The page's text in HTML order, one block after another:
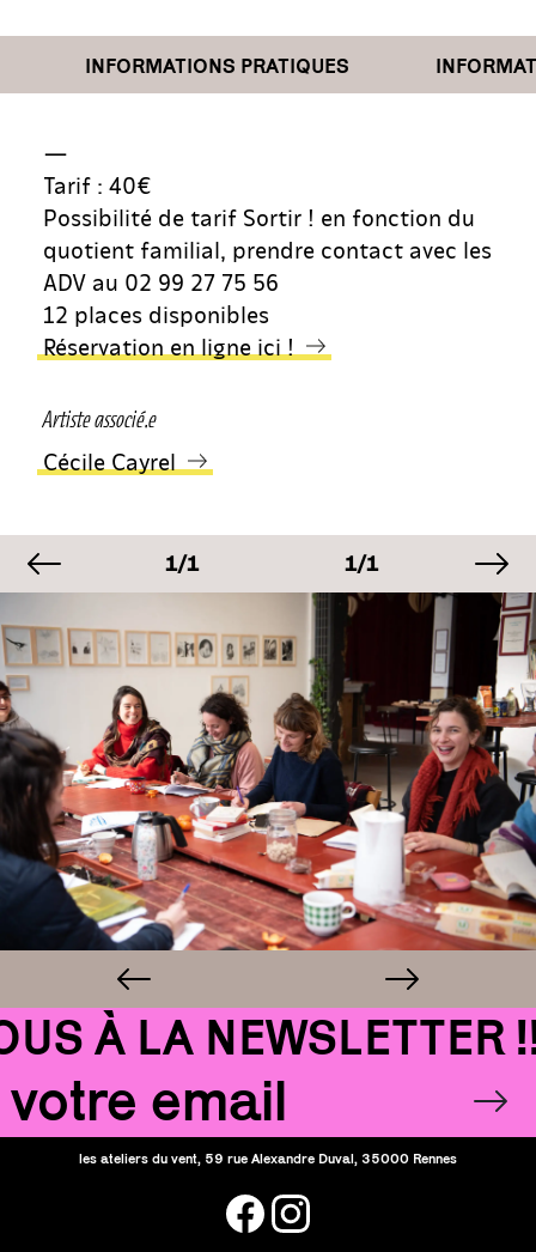
INFORMATIONS PRATIQUES
—
Tarif : 40€
Possibilité de tarif Sortir ! en fonction du
quotient familial, prendre contact avec les
ADV au 02 99 27 75 56
12 places disponibles
Réservation en ligne ici !
Artiste associé.e
Cécile Cayrel
image précédente
IMAGE
1/1 IMAGE
1/1
IMAGE
1/1
À LA NEWSLETTER !!!
Email
les ateliers du vent, 59 rue Alexandre Duval, 35000 Rennes
facebookinstagram